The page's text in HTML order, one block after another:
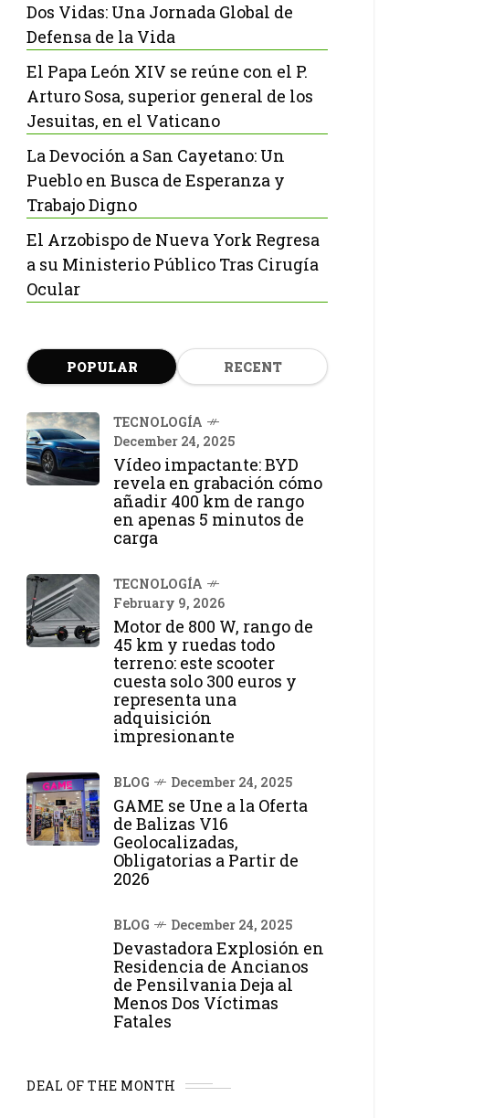
Dos Vidas: Una Jornada Global de
Defensa de la Vida
El Papa León XIV se reúne con el P.
Arturo Sosa, superior general de los
Jesuitas, en el Vaticano
La Devoción a San Cayetano: Un
Pueblo en Busca de Esperanza y
Trabajo Digno
El Arzobispo de Nueva York Regresa
a su Ministerio Público Tras Cirugía
Ocular
POPULAR RECENT
TECNOLOGÍA
December 24, 2025
Vídeo impactante: BYD
revela en grabación cómo
añadir 400 km de rango
en apenas 5 minutos de
carga
TECNOLOGÍA
February 9, 2026
Motor de 800 W, rango de
45 km y ruedas todo
terreno: este scooter
cuesta solo 300 euros y
representa una
adquisición
impresionante
BLOG December 24, 2025
GAME se Une a la Oferta
de Balizas V16
Geolocalizadas,
Obligatorias a Partir de
2026
BLOG December 24, 2025
Devastadora Explosión en
Residencia de Ancianos
de Pensilvania Deja al
Menos Dos Víctimas
Fatales
DEAL OF THE MONTH